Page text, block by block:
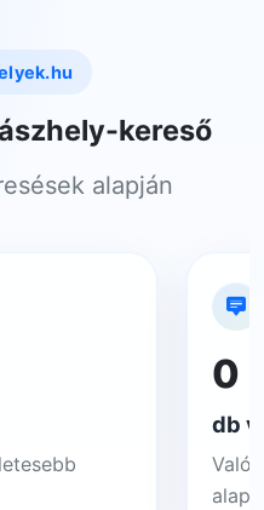
kereső
alapján
0
db